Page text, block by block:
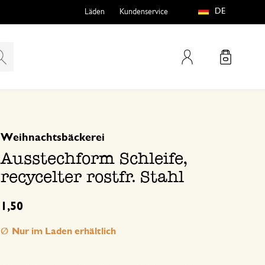
Mein Konto
Läden Kundenservice DE
Ausstechform Schleife,
recycelter rostfr. Stahl
Weihnachtsbäckerei
1,50
Nur im Laden erhältlich